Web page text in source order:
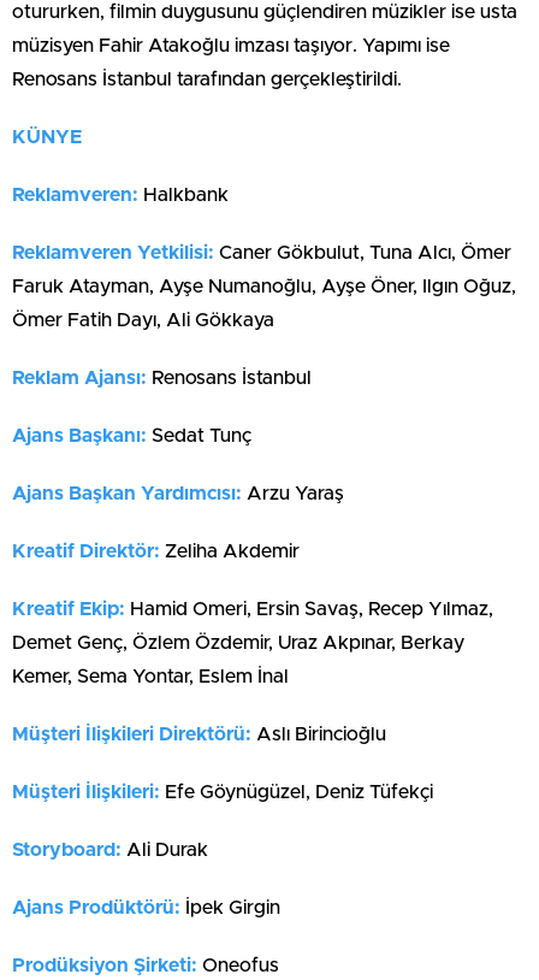
otururken, filmin duygusunu güçlendiren müzikler ise usta
müzisyen Fahir Atakoğlu imzası taşıyor. Yapımı ise
Renosans İstanbul tarafından gerçekleştirildi.
KÜNYE
Reklamveren: Halkbank
Reklamveren Yetkilisi: Caner Gökbulut, Tuna Alcı, Ömer
Faruk Atayman, Ayşe Numanoğlu, Ayşe Öner, Ilgın Oğuz,
Ömer Fatih Dayı, Ali Gökkaya
Reklam Ajansı: Renosans İstanbul
Ajans Başkanı: Sedat Tunç
Ajans Başkan Yardımcısı: Arzu Yaraş
Kreatif Direktör: Zeliha Akdemir
Kreatif Ekip: Hamid Omeri, Ersin Savaş, Recep Yılmaz,
Demet Genç, Özlem Özdemir, Uraz Akpınar, Berkay
Kemer, Sema Yontar, Eslem İnal
Müşteri İlişkileri Direktörü: Aslı Birincioğlu
Müşteri İlişkileri: Efe Göynügüzel, Deniz Tüfekçi
Storyboard: Ali Durak
Ajans Prodüktörü: İpek Girgin
Prodüksiyon Şirketi: Oneofus